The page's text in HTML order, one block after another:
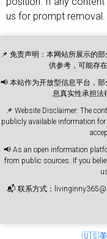
us for prompt removal.
📌 免责声明：本网站所展示的
供参考，可能存
📢 本站作为开放型信息平台，
息真实性承担法
📌 Website Disclaimer: The
publicly available information for
📢 As an open information
from public sources. If you
📬 联系方式：
🇺🇸美